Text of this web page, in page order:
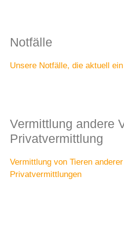
Notfälle
Unsere Notfälle, die aktuell
Vermittlung andere
Privatvermittlung
Vermittlung von Tieren
Privatvermittlungen